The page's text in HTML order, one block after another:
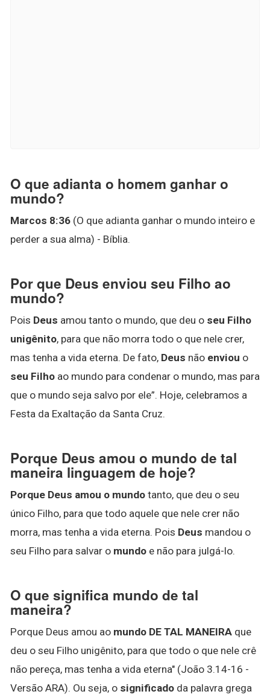
O que adianta o homem ganhar o
mundo?
Marcos 8:36 (O que adianta ganhar o mundo inteiro e
perder a sua alma) - Bíblia.
Por que Deus enviou seu Filho ao
mundo?
Pois Deus amou tanto o mundo, que deu o seu Filho
unigênito, para que não morra todo o que nele crer,
mas tenha a vida eterna. De fato, Deus não enviou o
seu Filho ao mundo para condenar o mundo, mas para
que o mundo seja salvo por ele”. Hoje, celebramos a
Festa da Exaltação da Santa Cruz.
Porque Deus amou o mundo de tal
maneira linguagem de hoje?
Porque Deus amou o mundo tanto, que deu o seu
único Filho, para que todo aquele que nele crer não
morra, mas tenha a vida eterna. Pois Deus mandou o
seu Filho para salvar o mundo e não para julgá-lo.
O que significa mundo de tal
maneira?
Porque Deus amou ao mundo DE TAL MANEIRA que
deu o seu Filho unigênito, para que todo o que nele crê
não pereça, mas tenha a vida eterna" (João 3.14-16 -
Versão ARA). Ou seja, o significado da palavra grega